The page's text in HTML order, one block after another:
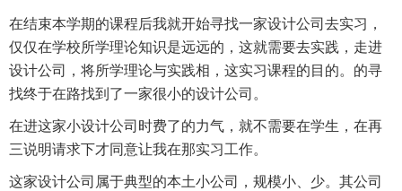
在结束本学期的课程后我就开始寻找一家设计公司去实习，
仅仅在学校所学理论知识是远远的，这就需要去实践，走进
设计公司，将所学理论与实践相，这实习课程的目的。的寻
找终于在路找到了一家很小的设计公司。
在进这家小设计公司时费了的力气，就不需要在学生，在再
三说明请求下才同意让我在那实习工作。
这家设计公司属于典型的本土小公司，规模小、少。其公司